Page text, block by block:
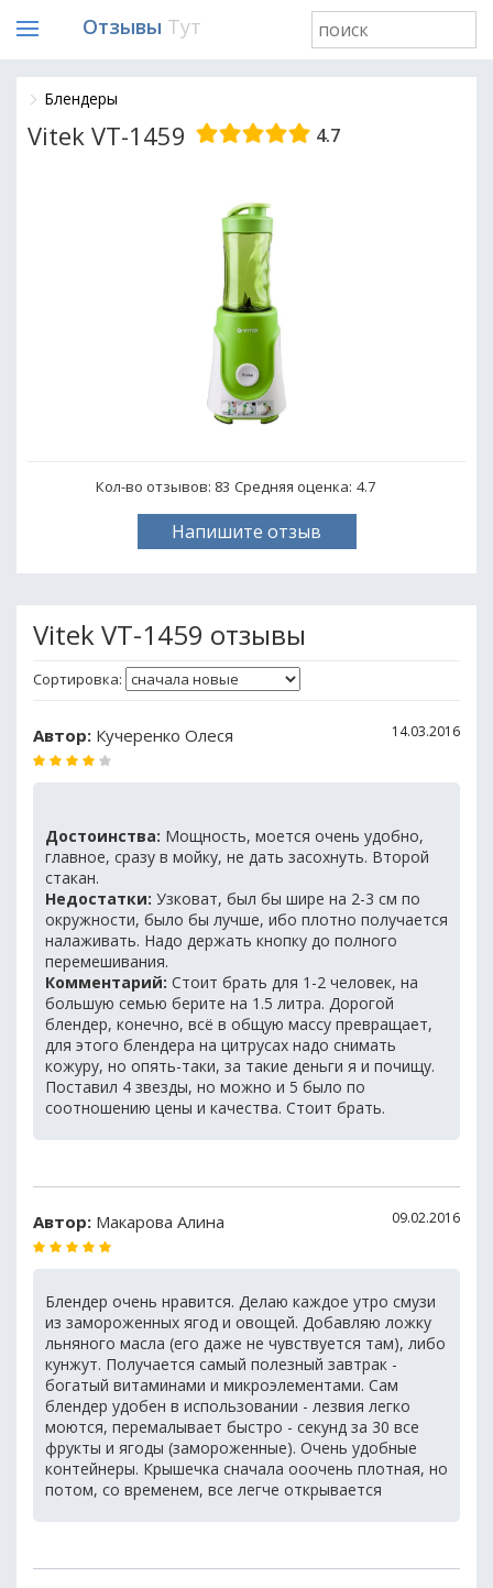
Отзывы Тут
Блендеры
Vitek VT-1459 4.7
Кол-во отзывов: 83 Средняя оценка: 4.7
Напишите отзыв
Vitek VT-1459 отзывы
Сортировка:
Автор: Кучеренко Олеся 14.03.2016
Достоинства: Мощность, моется очень удобно,
главное, сразу в мойку, не дать засохнуть. Второй
стакан.
Недостатки: Узковат, был бы шире на 2-3 см по
окружности, было бы лучше, ибо плотно получается
налаживать. Надо держать кнопку до полного
перемешивания.
Комментарий: Стоит брать для 1-2 человек, на
большую семью берите на 1.5 литра. Дорогой
блендер, конечно, всё в общую массу превращает,
для этого блендера на цитрусах надо снимать
кожуру, но опять-таки, за такие деньги я и почищу.
Поставил 4 звезды, но можно и 5 было по
соотношению цены и качества. Стоит брать.
Автор: Макарова Алина 09.02.2016
Блендер очень нравится. Делаю каждое утро смузи
из замороженных ягод и овощей. Добавляю ложку
льняного масла (его даже не чувствуется там), либо
кунжут. Получается самый полезный завтрак -
богатый витаминами и микроэлементами. Сам
блендер удобен в использовании - лезвия легко
моются, перемалывает быстро - секунд за 30 все
фрукты и ягоды (замороженные). Очень удобные
контейнеры. Крышечка сначала ооочень плотная, но
потом, со временем, все легче открывается